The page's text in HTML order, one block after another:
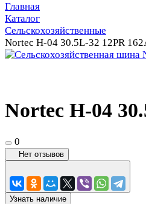
Главная
Каталог
Сельскохозяйственные
Nortec H-04 30.5L-32 12PR
Nortec H-04
0
Нет отзывов
Узнать наличие